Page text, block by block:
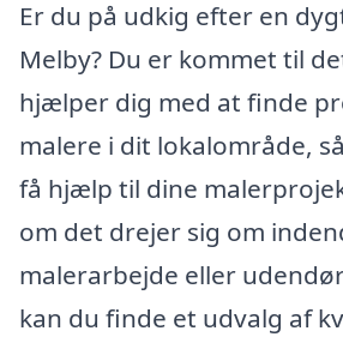
Er du på udkig efter en
Melby? Du er kommet til
hjælper dig med at finde
malere i dit lokalområde,
få hjælp til dine
om det drejer sig om
malerarbejde eller
kan du finde et udvalg af